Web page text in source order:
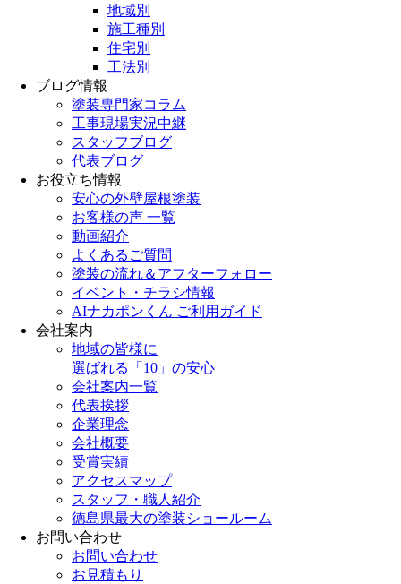
地域別
施工種別
住宅別
工法別
ブログ情報
塗装専門家コラム
工事現場実況中継
スタッフブログ
代表ブログ
お役立ち情報
安心の外壁屋根塗装
お客様の声 一覧
動画紹介
よくあるご質問
塗装の流れ＆アフターフォロー
イベント・チラシ情報
AIナカポンくん ご利用ガイド
会社案内
地域の皆様に
選ばれる「10」の安心
会社案内一覧
代表挨拶
企業理念
会社概要
受賞実績
アクセスマップ
スタッフ・職人紹介
徳島県最大の塗装ショールーム
お問い合わせ
お問い合わせ
お見積もり